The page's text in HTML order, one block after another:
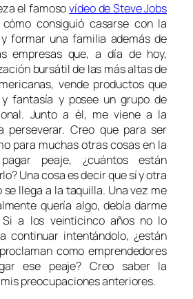
el famosovídeo de Steve Jobs
consiguió casarse con la
formar una familia además de
empresas que, a día de hoy,
bursátil de las más altas de
vende productos que
fantasía y posee un grupo de
Junto a él, me viene a la
perseverar. Creo que para ser
para muchas otras cosas en la
peaje, ¿cuántos están
Una cosa es decir que sí y otra
llega a la taquilla. Una vez me
quería algo, debía darme
Si a los veinticinco años no lo
continuar intentándolo, ¿están
como emprendedores
ese peaje? Creo saber la
preocupaciones anteriores.